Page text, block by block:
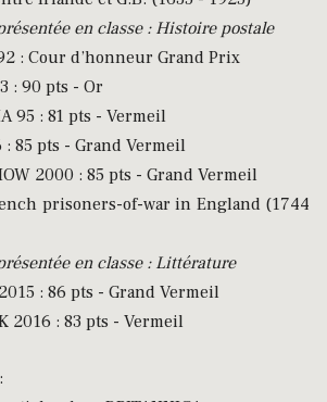
en classe : Histoire postale
: Cour d’honneur Grand Prix
90 pts - Or
: 81 pts - Vermeil
pts - Grand Vermeil
2000 : 85 pts - Grand Vermeil
prisoners-of-war in England (1744
en classe : Littérature
: 86 pts - Grand Vermeil
: 83 pts - Vermeil